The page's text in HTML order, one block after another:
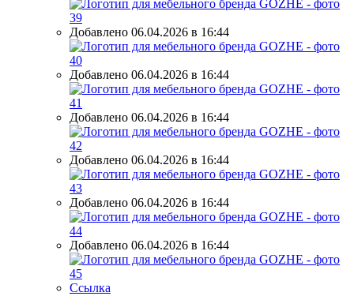
Добавлено 06.04.2026 в 16:44
Добавлено 06.04.2026 в 16:44
Добавлено 06.04.2026 в 16:44
Добавлено 06.04.2026 в 16:44
Добавлено 06.04.2026 в 16:44
Добавлено 06.04.2026 в 16:44
Ссылка